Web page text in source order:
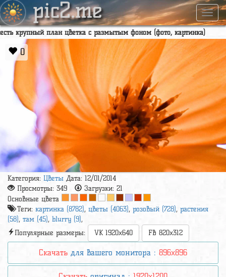
pic2.me
есть крупный план цветка с размытым фоном (фото, картинка)
0
Категория: Цветы Дата: 12/01/2014
Просмотры: 349 Загрузки: 21
Основные цвета
Теги: картинка (8782), цветы (4063), розовый (728), растения
(58), там (45), blurry (9),
Популярные размеры:
VK 1920x640 FB 820x312
Скачать для вашего монитора : 896x896